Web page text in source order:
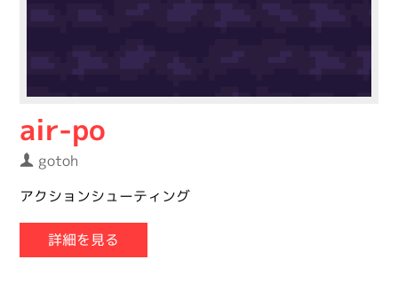
air-po
gotoh
アクションシューティング
詳細を見る